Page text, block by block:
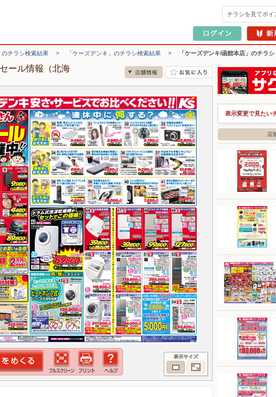
チラシを見てポイ
のチラシ検索結果 > 「ケーズデンキ」のチラシ検索結果 > 「ケーズデンキ/函館本店」のチラ
ール情報（北海
表示サイズ
表示変更で見たい
店